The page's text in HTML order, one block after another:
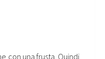
con una frusta. Quindi